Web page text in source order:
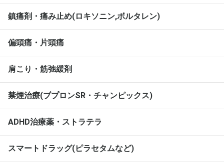
鎮痛剤・痛み止め(ロキソニン,ボルタレン)
偏頭痛・片頭痛
肩こり・筋弛緩剤
禁煙治療(ブプロンSR・チャンピックス)
ADHD治療薬・ストラテラ
スマートドラッグ(ピラセタムなど)